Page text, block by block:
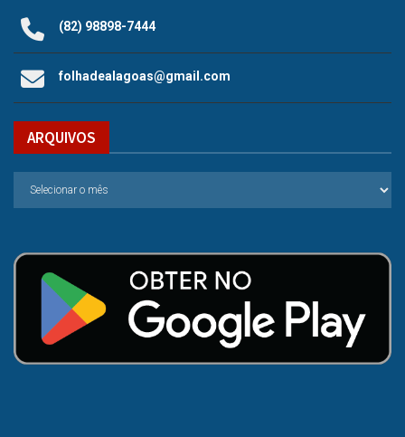
(82) 98898-7444
folhadealagoas@gmail.com
ARQUIVOS